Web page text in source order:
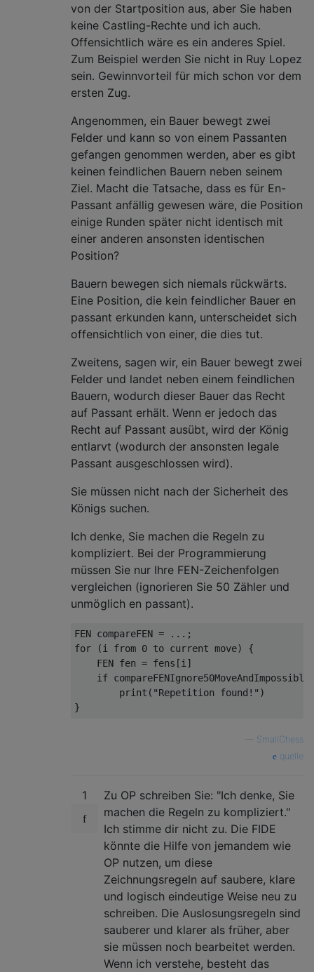
von der Startposition aus, aber Sie haben
keine Castling-Rechte und ich auch.
Offensichtlich wäre es ein anderes Spiel.
Zum Beispiel werden Sie nicht in Ruy Lopez
sein. Gewinnvorteil für mich schon vor dem
ersten Zug.
Angenommen, ein Bauer bewegt zwei
Felder und kann so von einem Passanten
gefangen genommen werden, aber es gibt
keinen feindlichen Bauern neben seinem
Ziel. Macht die Tatsache, dass es für En-
Passant anfällig gewesen wäre, die Position
einige Runden später nicht identisch mit
einer anderen ansonsten identischen
Position?
Bauern bewegen sich niemals rückwärts.
Eine Position, die kein feindlicher Bauer en
passant erkunden kann, unterscheidet sich
offensichtlich von einer, die dies tut.
Zweitens, sagen wir, ein Bauer bewegt zwei
Felder und landet neben einem feindlichen
Bauern, wodurch dieser Bauer das Recht
auf Passant erhält. Wenn er jedoch das
Recht auf Passant ausübt, wird der König
entlarvt (wodurch der ansonsten legale
Passant ausgeschlossen wird).
Sie müssen nicht nach der Sicherheit des
Königs suchen.
Ich denke, Sie machen die Regeln zu
kompliziert. Bei der Programmierung
müssen Sie nur Ihre FEN-Zeichenfolgen
vergleichen (ignorieren Sie 50 Zähler und
unmöglich en passant).
FEN compareFEN = ...;
for (i from 0 to current move) {
    FEN fen = fens[i]
if
        print("Repetition found!")
SmallChess
quelle
1
Zu OP schreiben Sie: "Ich denke, Sie
machen die Regeln zu kompliziert."
Ich stimme dir nicht zu. Die FIDE
könnte die Hilfe von jemandem wie
OP nutzen, um diese
Zeichnungsregeln auf saubere, klare
und logisch eindeutige Weise neu zu
schreiben. Die Auslosungsregeln sind
sauberer und klarer als früher, aber
sie müssen noch bearbeitet werden.
Wenn ich verstehe, besteht das